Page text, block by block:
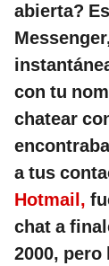
abierta?
con tu
chatear
a tus
Hotmail,
chat a
2000, pero